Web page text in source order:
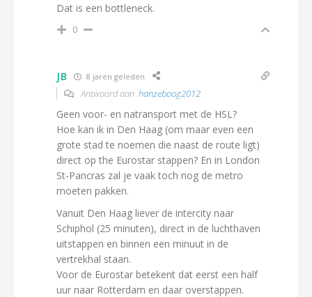
Dat is een bottleneck.
0
JB 8 jaren geleden
Antwoord aan hanzeboog2012
Geen voor- en natransport met de HSL?
Hoe kan ik in Den Haag (om maar even een
grote stad te noemen die naast de route ligt)
direct op the Eurostar stappen? En in London
St-Pancras zal je vaak toch nog de metro
moeten pakken.
Vanuit Den Haag liever de intercity naar
Schiphol (25 minuten), direct in de luchthaven
uitstappen en binnen een minuut in de
vertrekhal staan.
Voor de Eurostar betekent dat eerst een half
uur naar Rotterdam en daar overstappen.